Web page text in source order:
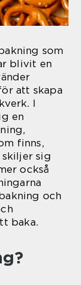
som
blivit en
att skapa
I
en
finns,
sig
också
och
baka.